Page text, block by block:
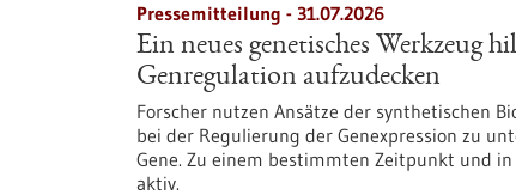
Pressemitteilung - 31.07.2026
Ein neues genetisches Werkzeug
Genregulation aufzudecken
Forscher nutzen Ansätze der synthetischen
bei der Regulierung der Genexpression zu
Gene. Zu einem bestimmten Zeitpunkt und
aktiv.